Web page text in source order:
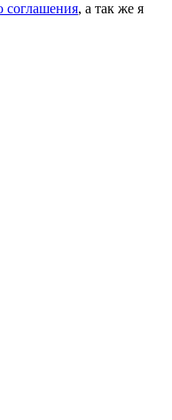
соглашения, а так же я